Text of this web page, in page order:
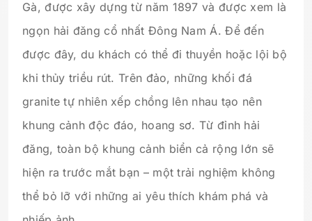
Gà, được xây dựng từ năm 1897 và được xem là
ngọn hải đăng cổ nhất Đông Nam Á. Để đến
được đây, du khách có thể đi thuyền hoặc lội bộ
khi thủy triều rút. Trên đảo, những khối đá
granite tự nhiên xếp chồng lên nhau tạo nên
khung cảnh độc đáo, hoang sơ. Từ đỉnh hải
đăng, toàn bộ khung cảnh biển cả rộng lớn sẽ
hiện ra trước mắt bạn – một trải nghiệm không
thể bỏ lỡ với những ai yêu thích khám phá và